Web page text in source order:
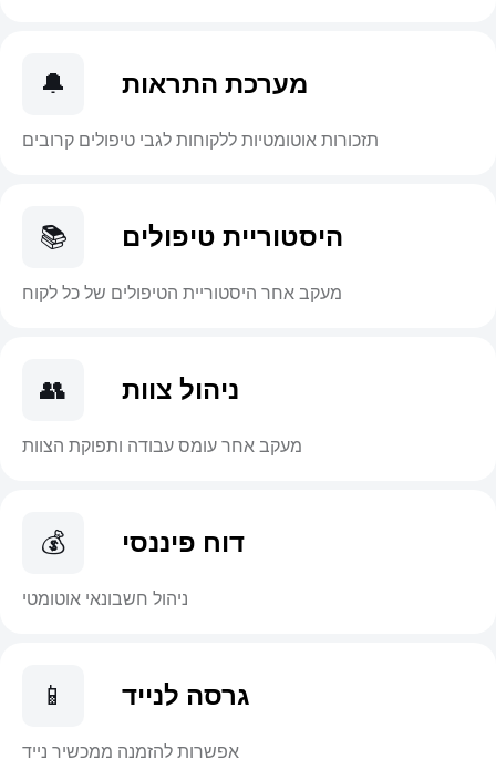
🔔 מערכת התראות
תזכורות אוטומטיות ללקוחות לגבי טיפולים קרובים
📚 היסטוריית טיפולים
מעקב אחר היסטוריית הטיפולים של כל לקוח
👥 ניהול צוות
מעקב אחר עומס עבודה ותפוקת הצוות
💰 דוח פיננסי
ניהול חשבונאי אוטומטי
📱 גרסה לנייד
אפשרות להזמנה ממכשיר נייד